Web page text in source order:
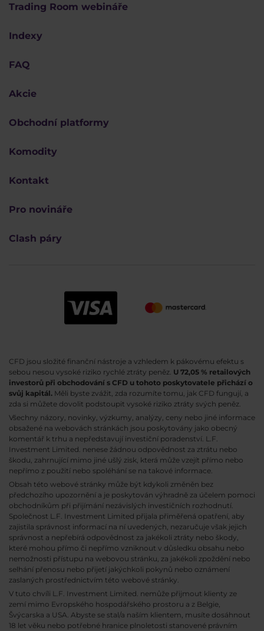
Trading Room webináře
Indexy
FAQ
Akcie
Obchodní platformy
Komodity
Kontakt
Pro novináře
Clash páry
CFD jsou složité finanční nástroje a vzhledem k pákovému efektu s
sebou nesou vysoké riziko rychlé ztráty peněz. U 72,05 % retailových
investorů při obchodování s CFD u tohoto poskytovatele přichází o
svůj kapitál. Měli byste zvážit, zda rozumíte tomu, jak CFD fungují, a
zda si můžete dovolit podstoupit vysoké riziko ztráty svých peněz.
Všechny názory, novinky, výzkumy, analýzy, ceny nebo jiné informace
obsažené na webovách stránkách jsou poskytovány jako obecný
komentář k trhu a nepředstavují investiční poradenství. L.F.
Investment Limited. nenese žádnou odpovědnost za ztrátu nebo
škodu, zahrnující mimo jiné ušlý zisk, která může vzejít přímo nebo
nepřímo z použití nebo spoléhání se na takové informace.
Obsah této webové stránky může být kdykoli změněn bez
předchozího upozornění a je poskytován výhradně za účelem pomoci
obchodníkům při přijímání nezávislých investičních rozhodnutí.
Společnost L.F. Investment Limited přijala přiměřená opatření, aby
zajistila správnost informací na ní uvedených, nezaručuje však jejich
správnost a nepřebírá odpovědnost za jakékoli ztráty nebo škody,
které mohou přímo či nepřímo vzniknout v důsledku obsahu nebo
nemožnosti přístupu na webovou stránku, za jakékoli zpoždění nebo
selhání přenosu nebo přijetí jakýchkoli pokynů nebo oznámení
zaslaných prostřednictvím této webové stránky.
V tuto chvíli L.F. Investment Limited. nemůže přijmout klienty ze
zemí mimo Evropského hospodářského prostoru a z Belgie,
Švýcarska a USA. Abyste se stal/a naším klientem, musíte dosáhnout
18 let věku nebo potřebné hranice plnoletosti stanovené právním